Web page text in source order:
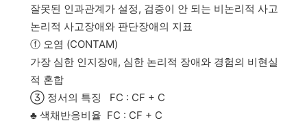
잘못된 인과관계가 설정, 검증이 안 되는 비논리적 사고
논리적 사고장애와 판단장애의 지표
ⓕ 오염 (CONTAM)
가장 심한 인지장애, 심한 논리적 장애와 경험의 비현실
적 혼합
③ 정서의 특징 FC : CF + C
♣ 색채반응비율 FC : CF + C